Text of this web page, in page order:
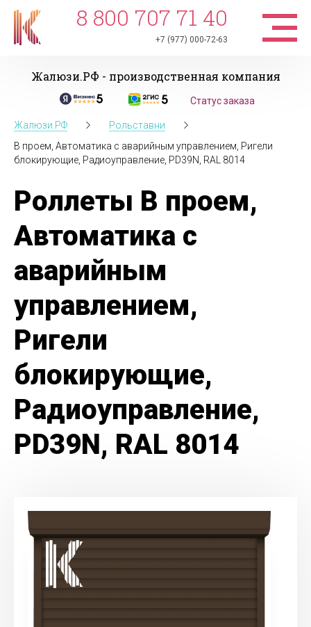
8 800 707 71 40
+7 (977) 000-72-63
Жалюзи.РФ - производственная компания
Статус заказа
Жалюзи.РФ
Рольставни
В проем, Автоматика с аварийным управлением, Ригели
блокирующие, Радиоуправление, PD39N, RAL 8014
Роллеты В проем,
Автоматика с
аварийным
управлением,
Ригели
блокирующие,
Радиоуправление,
PD39N, RAL 8014